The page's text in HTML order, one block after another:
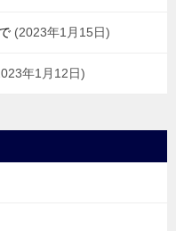
2023年1月15日
年1月12日